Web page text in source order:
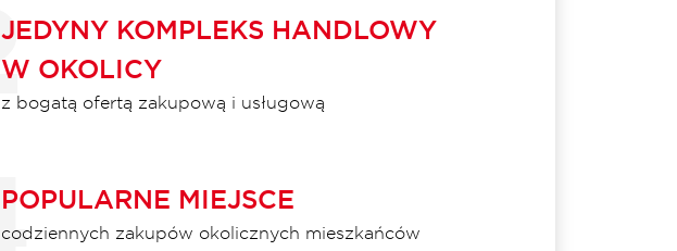
JEDYNY KOMPLEKS HANDLOWY
W OKOLICY
z bogatą ofertą zakupową i usługową
POPULARNE MIEJSCE
codziennych zakupów okolicznych mieszkańców